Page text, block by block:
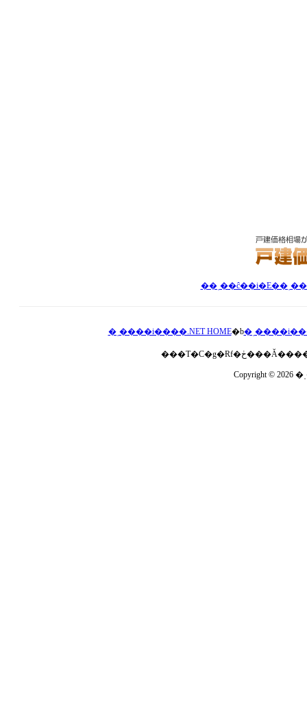
�ˌ����i����.NET HOME�b
Copyright © 2026